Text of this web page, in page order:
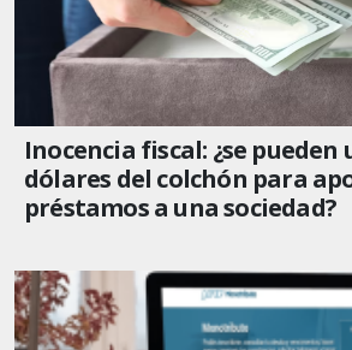
Inocencia fiscal: ¿se pueden
dólares del colchón para
préstamos a una sociedad?